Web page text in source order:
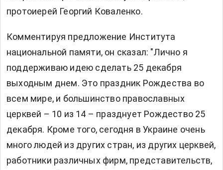
протоиерей Георгий Коваленко.
Комментируя предложение Института
национальной памяти, он сказал: "Лично я
поддерживаю идею сделать 25 декабря
выходным днем. Это праздник Рождества во
всем мире, и большинство православных
церквей – 10 из 14 – празднует Рождество 25
декабря. Кроме того, сегодня в Украине очень
много людей из других стран, из других церквей,
работники различных фирм, представительств,